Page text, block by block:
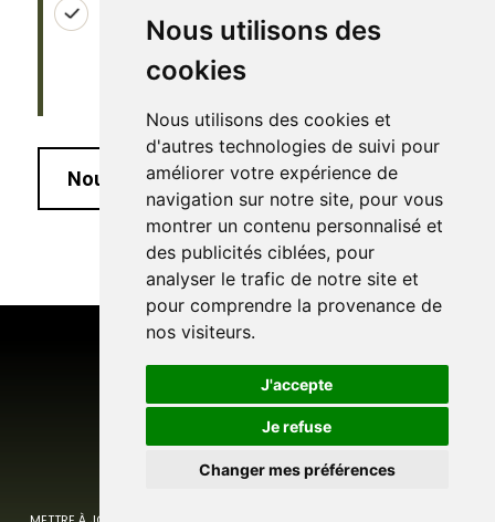
Nous utilisons des
cookies
Nous utilisons des cookies et
d'autres technologies de suivi pour
améliorer votre expérience de
navigation sur notre site, pour vous
montrer un contenu personnalisé et
des publicités ciblées, pour
analyser le trafic de notre site et
pour comprendre la provenance de
nos visiteurs.
J'accepte
Je refuse
Changer mes préférences
Missions
: Mission de conception et
de réalisation
Nous contacter